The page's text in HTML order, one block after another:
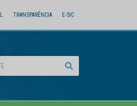
TRANSPARÊNCIA E-SIC